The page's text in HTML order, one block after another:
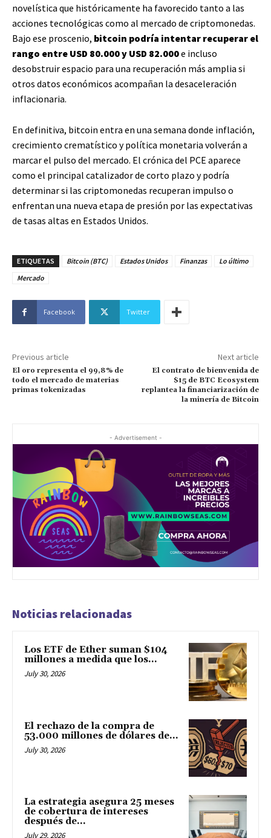
novelística que históricamente ha favorecido tanto a las
acciones tecnológicas como al mercado de criptomonedas.
Bajo ese proscenio, bitcoin podría intentar recuperar el
rango entre USD 80.000 y USD 82.000e incluso
desobstruir espacio para una recuperación más amplia si
otros datos económicos acompañan la desaceleración
inflacionaria.
En definitiva, bitcoin entra en una semana donde inflación,
crecimiento crematístico y política monetaria volverán a
marcar el pulso del mercado. El crónica del PCE aparece
como el principal catalizador de corto plazo y podría
determinar si las criptomonedas recuperan impulso o
enfrentan una nueva etapa de presión por las expectativas
de tasas altas en Estados Unidos.
ETIQUETAS Bitcoin (BTC) Estados Unidos Finanzas
Lo último
Mercado
Facebook Twitter
Previous article
El oro representa el 99,8% de
todo el mercado de materias
primas tokenizadas
Next article
El contrato de bienvenida de
$15 de BTC Ecosystem
replantea la financiarización de
la minería de Bitcoin
- Advertisement -
Noticias relacionadas
Los ETF de Ether suman $104
millones a medida que los...
July 30, 2026
El rechazo de la compra de
53.000 millones de dólares de...
July 30, 2026
La estrategia asegura 25 meses
de cobertura de intereses
después de...
July 29, 2026